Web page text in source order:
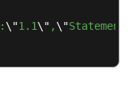
: \"1.1\" , \"Statement